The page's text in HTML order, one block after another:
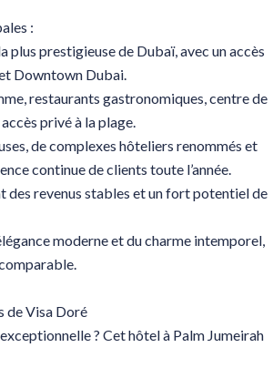
:
plus prestigieuse de Dubaï, avec un accès
Downtown Dubai.
restaurants gastronomiques, centre de
privé à la plage.
de complexes hôteliers renommés et
continue de clients toute l’année.
revenus stables et un fort potentiel de
moderne et du charme intemporel,
de Visa Doré
? Cet hôtel à Palm Jumeirah